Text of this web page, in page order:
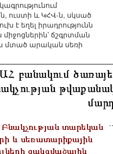
ուստի և ԿՀՎ-ն, սկսած
է եղել իրադրությունն
ճշգրտման
մտած արական սեռի